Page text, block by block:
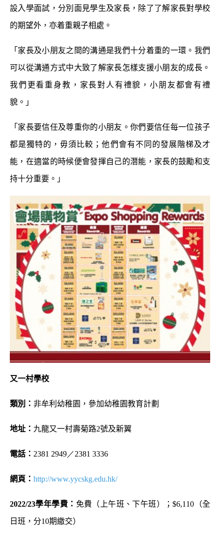
設入學面試，分別面見學生及家長，除了了解家長對學校
的期望外，亦着重親子相處。
「家長及小朋友之間的溝通是我們十分着重的一環。我們
可以從溝通方式中大致了解家長怎樣支援小朋友的成長。
我們更看重身教，家長對人有禮貌，小朋友都會有禮
貌。」
「家長要信任及尊重你的小朋友。你們要信任每一位孩子
都是獨特的，毋須比較；他們會有不同的發展階梯及才
能，在適當的時候便會發揮自己的潛能，家長的鼓勵和支
持十分重要。」
又一村學校
類別： 非牟利幼稚園，參加幼稚園教育計劃
地址： 九龍又一村壽菊路2號及新翼
電話： 2381 2949／2381 3336
網頁： http://www.yycskg.edu.hk/
2022/23學年學費： 免費（上午班、下午班）；$6,110 （全
日班，分10期繳交）